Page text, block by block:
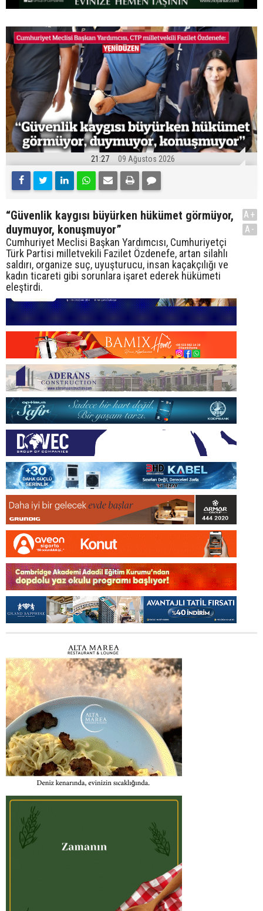
21:27 09 Ağustos 2026
“Güvenlik kaygısı büyürken hükümet görmüyor,
duymuyor, konuşmuyor”
Cumhuriyet Meclisi Başkan Yardımcısı, Cumhuriyetçi
Türk Partisi milletvekili Fazilet Özdenefe, artan silahlı
saldırı, organize suç, uyuşturucu, insan kaçakçılığı ve
kadın ticareti gibi sorunlara işaret ederek hükümeti
eleştirdi.
A+
A-